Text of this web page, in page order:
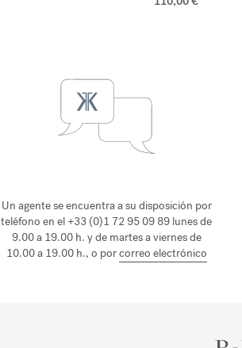
Un agente se encuentra a su disposición por
teléfono en el +33 (0)1 72 95 09 89 lunes de
9.00 a 19.00 h. y de martes a viernes de
10.00 a 19.00 h., o porcorreo electrónico